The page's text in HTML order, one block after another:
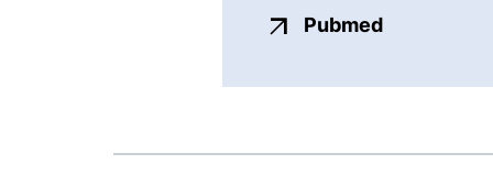
Pubmedexterner